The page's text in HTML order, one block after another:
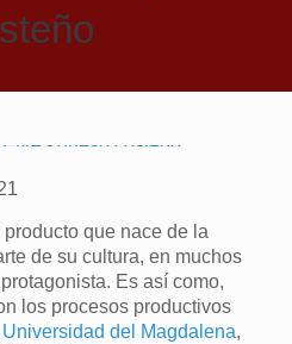
que nace de la
de su cultura, en muchos
Es así como,
los procesos productivos
Universidad del Magdalena,